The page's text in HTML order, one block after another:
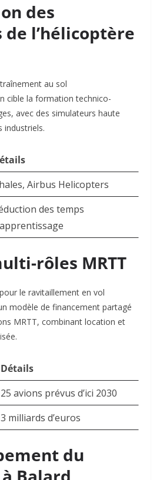
des
de l’hélicoptère
au sol
cible la formation technico-
avec des simulateurs haute
industriels.
Airbus Helicopters
des temps
rôles MRTT
le ravitaillement en vol
modèle de financement partagé
MRTT, combinant location et
.
Détails
25 avions prévus d’ici 2030
3 milliards d’euros
du